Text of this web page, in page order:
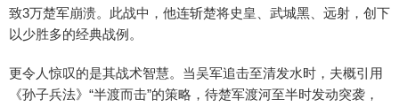
致3万楚军崩溃。此战中，他连斩楚将史皇、武城黑、远射，创下
以少胜多的经典战例。
更令人惊叹的是其战术智慧。当吴军追击至清发水时，夫概引用
《孙子兵法》“半渡而击”的策略，待楚军渡河至半时发动突袭，